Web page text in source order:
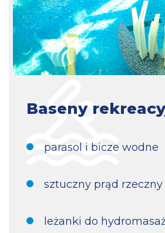
Baseny
parasol i bicze wodne
sztuczny prąd rzeczny
leżanki do